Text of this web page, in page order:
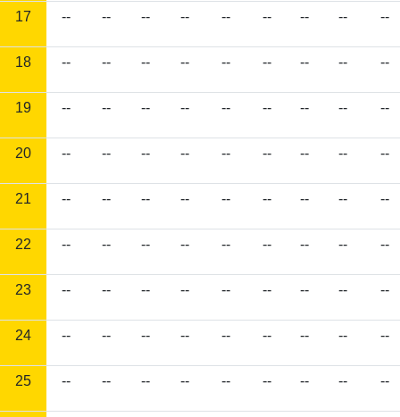
17 -- -- -- -- -- -- -- -- --
18 -- -- -- -- -- -- -- -- --
19 -- -- -- -- -- -- -- -- --
20 -- -- -- -- -- -- -- -- --
21 -- -- -- -- -- -- -- -- --
22 -- -- -- -- -- -- -- -- --
23 -- -- -- -- -- -- -- -- --
24 -- -- -- -- -- -- -- -- --
25 -- -- -- -- -- -- -- -- --